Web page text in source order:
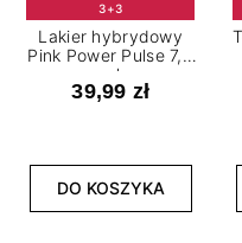
3+3
Lakier hybrydowy
Pink Power Pulse 7,2
ml
39,99 zł
DO KOSZYKA